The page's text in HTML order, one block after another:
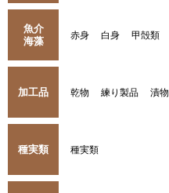
魚介
海藻
赤身 白身 甲殻類
加工品 乾物 練り製品 漬物
種実類 種実類